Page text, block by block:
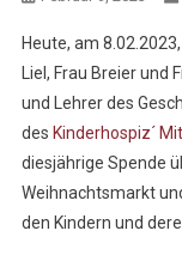
Heute, am
Liel, Frau Breier
und Lehrer des
des Kinderhospiz´
diesjährige Spende
Weihnachtsmarkt
den Kindern und